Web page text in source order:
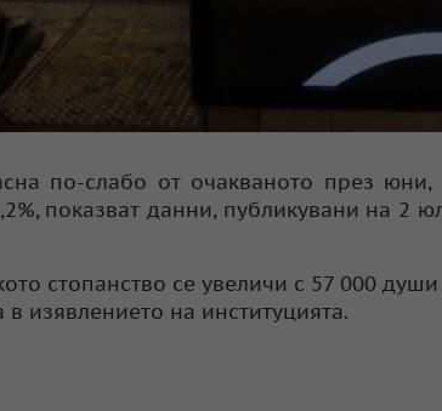
по-слабо от очакваното през
показват данни, публикувани на 2
стопанство се увеличи с 57 000
в изявлението на институцията.